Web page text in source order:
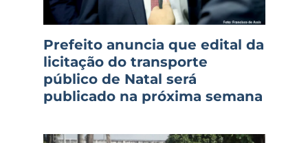
Prefeito anuncia que edital da
licitação do transporte
público de Natal será
publicado na próxima semana